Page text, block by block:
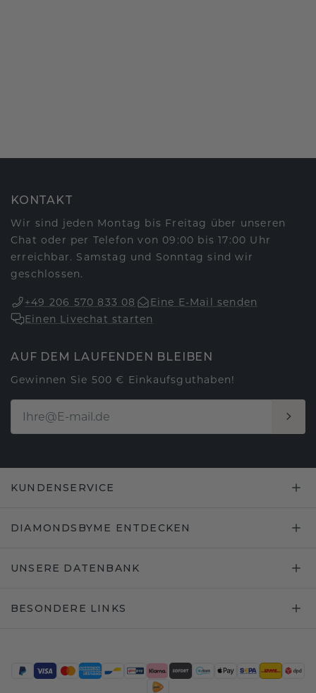
KONTAKT
Wir sind jeden Montag bis Freitag über unseren
Chat oder per Telefon von 09:00 bis 17:00 Uhr
erreichbar. Samstag und Sonntag sind wir
geschlossen.
+49 206 570 833 08
Eine E-Mail senden
Einen Livechat starten
AUF DEM LAUFENDEN BLEIBEN
Gewinnen Sie 500 € Einkaufsguthaben!
KUNDENSERVICE
DIAMONDSBYME ENTDECKEN
UNSERE DATENBANK
BESONDERE LINKS